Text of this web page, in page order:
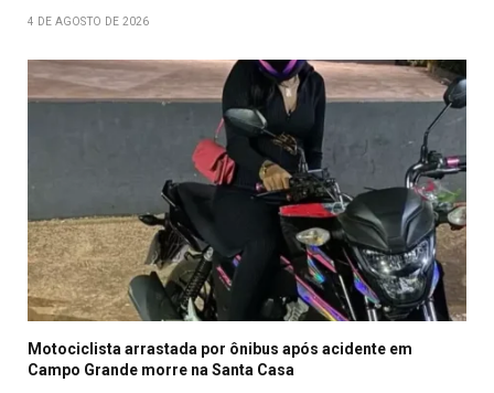
4 DE AGOSTO DE 2026
Motociclista arrastada por ônibus após acidente em
Campo Grande morre na Santa Casa